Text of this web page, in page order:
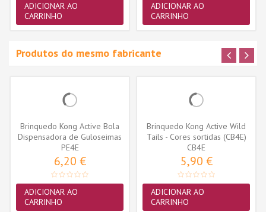
ADICIONAR AO
CARRINHO
ADICIONAR AO
CARRINHO
Produtos do mesmo fabricante
Brinquedo Kong Active Bola
Dispensadora de Guloseimas
(PE4E)
PE4E
6,20 €
ADICIONAR AO
CARRINHO
Brinquedo Kong Active Wild
Tails - Cores sortidas (CB4E)
CB4E
5,90 €
ADICIONAR AO
CARRINHO